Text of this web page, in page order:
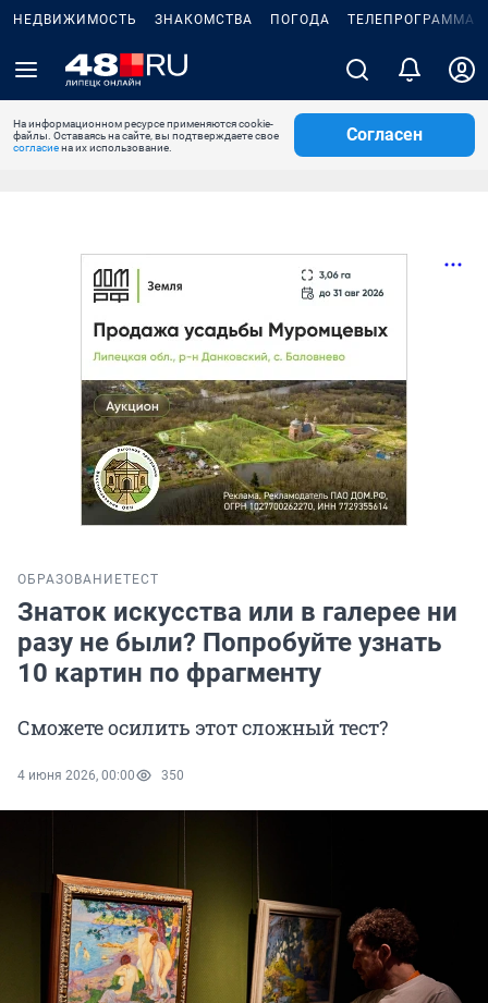
НЕДВИЖИМОСТЬ ЗНАКОМСТВА ПОГОДА ТЕЛЕПРОГРАММА
На информационном ресурсе применяются cookie-
файлы. Оставаясь на сайте, вы подтверждаете свое
согласиена их использование.
Согласен
ОБРАЗОВАНИЕТЕСТ
Знаток искусства или в галерее ни
разу не были? Попробуйте узнать
10 картин по фрагменту
Сможете осилить этот сложный тест?
4 июня 2026, 00:00 350